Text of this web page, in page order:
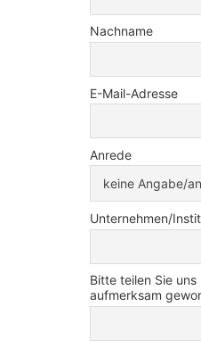
Nachname
E-Mail-Adresse
Anrede
Unternehmen/
Bitte teilen Sie
aufmerksam